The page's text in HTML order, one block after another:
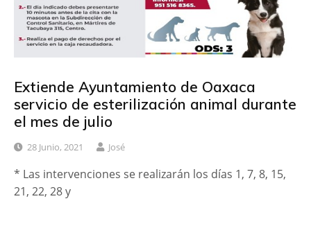
Extiende Ayuntamiento de Oaxaca
servicio de esterilización animal durante
el mes de julio
28 Junio, 2021 José
* Las intervenciones se realizarán los días 1, 7, 8, 15,
21, 22, 28 y